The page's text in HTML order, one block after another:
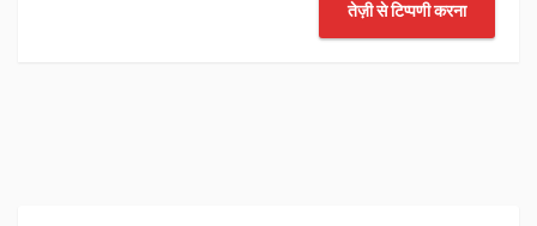
तेज़ी से टिप्पणी करना